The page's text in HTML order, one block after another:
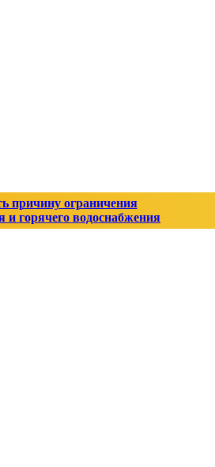
причину ограничения
и горячего водоснабжения